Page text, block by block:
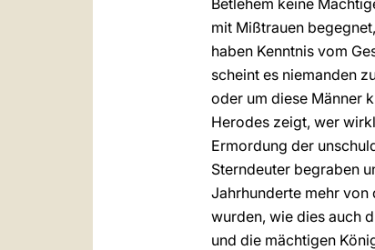
Betlehem keine
mit Mißtrauen
haben Kenntnis vom
scheint es niemanden
oder um diese Männer
Herodes zeigt, wer
Ermordung der
Sterndeuter begraben
Jahrhunderte mehr von
wurden, wie dies auch
und die mächtigen